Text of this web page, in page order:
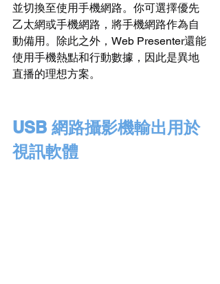
並切換至使用手機網路。你可選擇優先
乙太網或手機網路，將手機網路作為自
動備用。除此之外，Web Presenter還能
使用手機熱點和行動數據，因此是異地
直播的理想方案。
USB 網路攝影機輸出用於
視訊軟體